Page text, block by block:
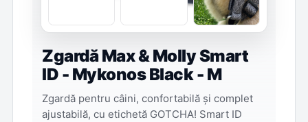
Zgardă Max & Molly Smart
ID - Mykonos Black - M
Zgardă pentru câini, confortabilă și complet
ajustabilă, cu etichetă GOTCHA! Smart ID